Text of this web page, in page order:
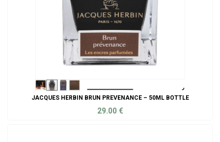
JACQUES HERBIN BRUN PREVENANCE – 50ML BOTTLE
29.00 €